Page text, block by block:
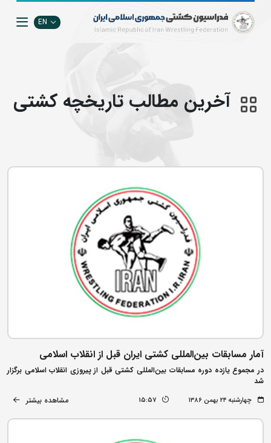
EN
آخرین مطالب تاریخچه کشتی
آمار مسابقات بین‌المللی کشتی ایران قبل از انقلاب اسلامی
در مجموع یازده دوره مسابقات بین‌المللی کشتی قبل از پیروزی انقلاب اسلامی برگزار
شد
چهارشنبه ۲۴ بهمن ۱۳۸۶ 15:57 مشاهده بیشتر